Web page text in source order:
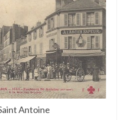
Antoine